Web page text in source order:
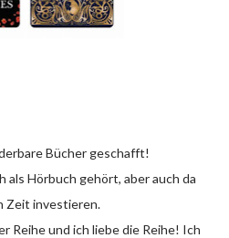
Bücher geschafft!
Zeit investieren.